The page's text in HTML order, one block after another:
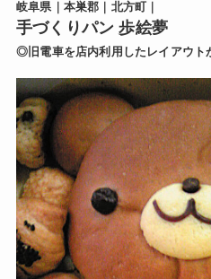
岐阜県｜本巣郡｜北方町｜
手づくりパン 歩絵夢
◎旧電車を店内利用したレイアウト